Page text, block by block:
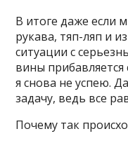
В итоге даже если
рукава, тяп-ляп и
ситуации с
вины прибавляется
я снова не успею.
задачу, ведь все
Почему так